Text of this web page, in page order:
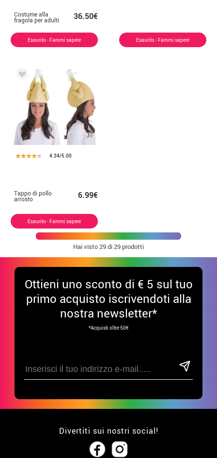
Costume alla
fragola per adulti 36.50€
Esaurito - Fammi sapere Esaurito - Fammi sapere
4.34/5.00
Tappo di pollo
arrosto 6.99€
Esaurito - Fammi sapere
Hai visto29di 29 prodotti
Ottieni uno sconto di € 5 sul tuo
primo acquisto iscrivendoti alla
nostra newsletter*
*Acquisti oltre 50€
Divertiti sui nostri social!